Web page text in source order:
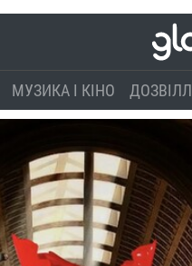
МУЗИКА І КІНО